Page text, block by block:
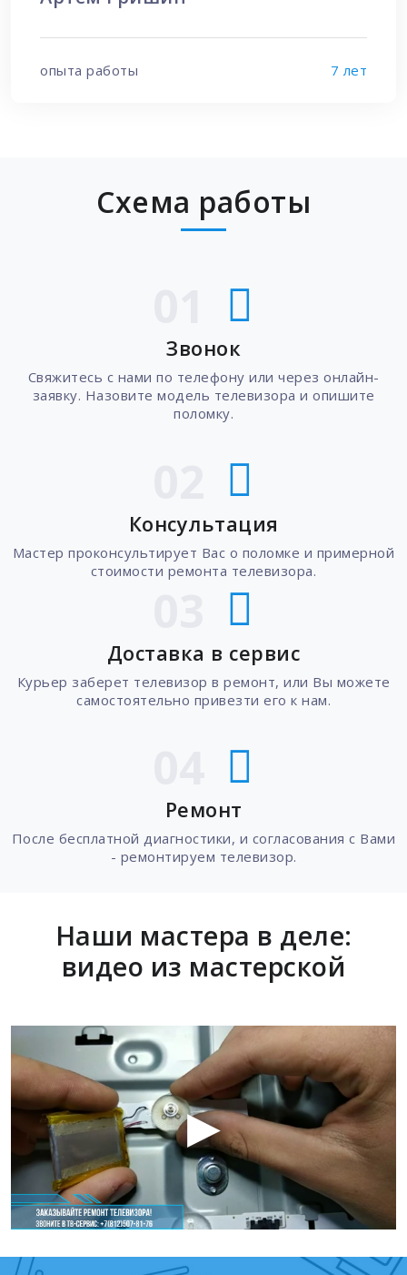
опыта работы 7 лет
Схема работы
Звонок
Свяжитесь с нами по телефону или через онлайн-
заявку. Назовите модель телевизора и опишите
поломку.
Консультация
Мастер проконсультирует Вас о поломке и примерной
стоимости ремонта телевизора.
Доставка в сервис
Курьер заберет телевизор в ремонт, или Вы можете
самостоятельно привезти его к нам.
Ремонт
После бесплатной диагностики, и согласования с Вами
- ремонтируем телевизор.
Наши мастера в деле:
видео из мастерской